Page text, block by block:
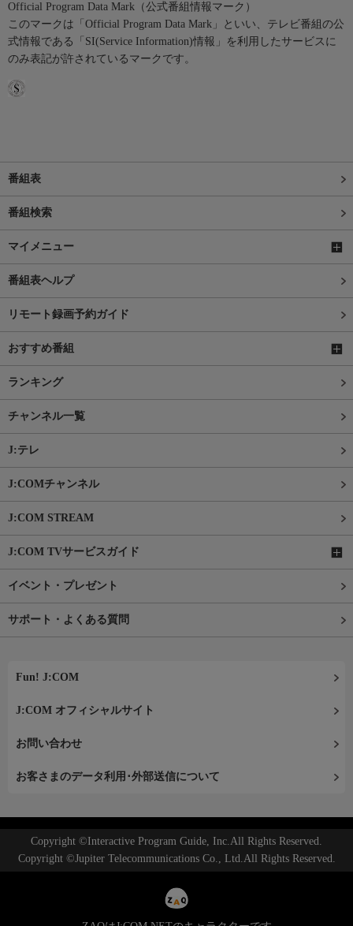
Official Program Data Mark（公式番組情報マーク）
このマークは「Official Program Data Mark」といい、テレビ番組の公
式情報である「SI(Service Information)情報」を利用したサービスに
のみ表記が許されているマークです。
番組表
番組検索
マイメニュー
番組表ヘルプ
リモート録画予約ガイド
おすすめ番組
ランキング
チャンネル一覧
J:テレ
J:COMチャンネル
J:COM STREAM
J:COM TVサービスガイド
イベント・プレゼント
サポート・よくある質問
Fun! J:COM
J:COM オフィシャルサイト
お問い合わせ
お客さまのデータ利用･外部送信について
Copyright ©Interactive Program Guide, Inc.All Rights Reserved.
Copyright ©Jupiter Telecommunications Co., Ltd.All Rights Reserved.